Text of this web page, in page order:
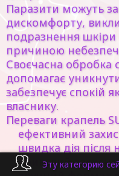
Паразити можуть
дискомфорту,
подразнення шкіри
причиною
Своєчасна обробка
допомагає
забезпечує спокій
власнику.
Переваги крапель
ефективний
швидка дія після
тривалийЭту категорию